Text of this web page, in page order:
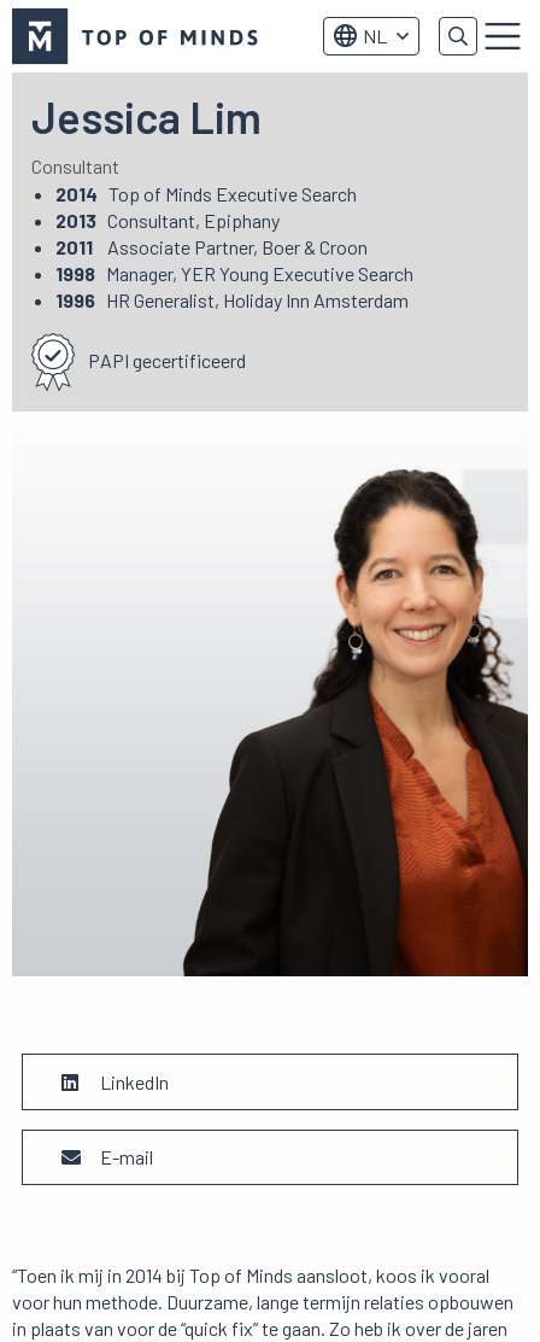
of
Minds
NL Menu
Jessica Lim
Consultant
2014 Top of Minds Executive Search
2013 Consultant, Epiphany
2011 Associate Partner, Boer & Croon
1998 Manager, YER Young Executive Search
1996 HR Generalist, Holiday Inn Amsterdam
PAPI gecertificeerd
LinkedIn
E-mail
“Toen ik mij in 2014 bij Top of Minds aansloot, koos ik vooral
voor hun methode. Duurzame, lange termijn relaties opbouwen
in plaats van voor de “quick fix” te gaan. Zo heb ik over de jaren